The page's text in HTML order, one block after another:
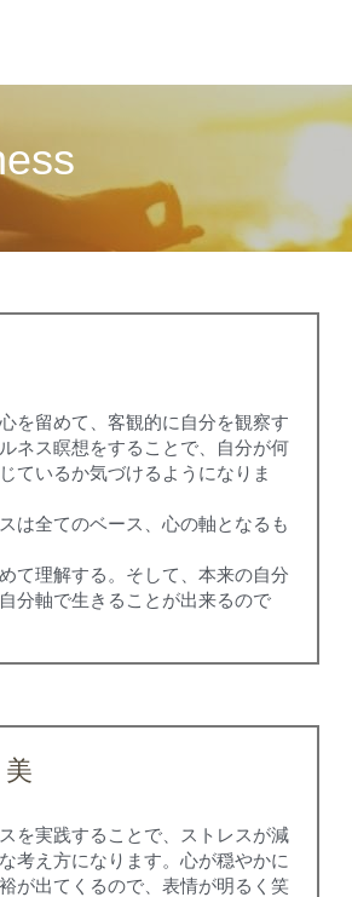
を留めて、客観的に自分を観察す
ネス瞑想をすることで、自分が何
ているか気づけるようになりま
は全てのベース、心の軸となるも
て理解する。そして、本来の自分
分軸で生きることが出来るので
を実践することで、ストレスが減
考え方になります。心が穏やかに
が出てくるので、表情が明るく笑